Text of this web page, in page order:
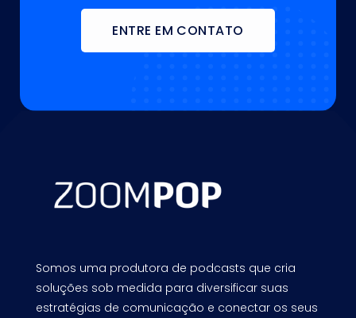
ENTRE EM CONTATO
Somos uma produtora de podcasts que cria
soluções sob medida para diversificar suas
estratégias de comunicação e conectar os seus